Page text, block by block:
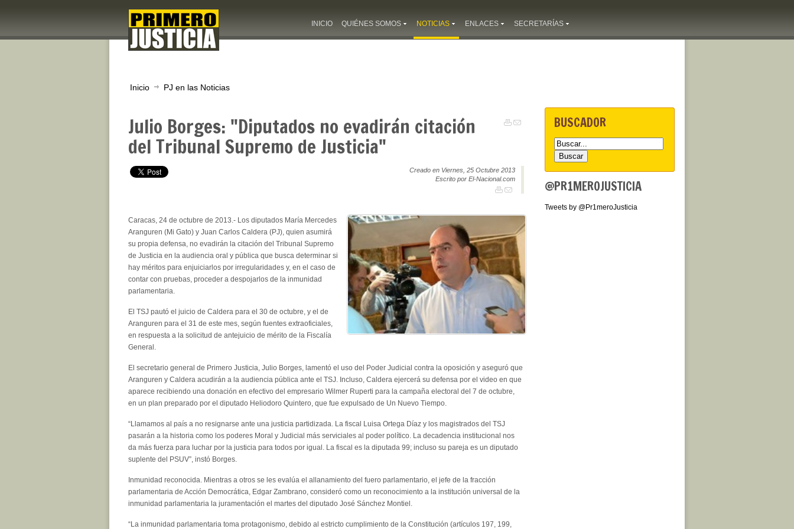
INICIO QUIÉNES SOMOS NOTICIAS ENLACES SECRETARÍAS
Inicio PJ en las Noticias
Julio Borges: "Diputados no evadirán citación
del Tribunal Supremo de Justicia"
Creado en Viernes, 25 Octubre 2013
Escrito por El-Nacional.com
Caracas, 24 de octubre de 2013.- Los diputados María Mercedes
Aranguren (Mi Gato) y Juan Carlos Caldera (PJ), quien asumirá
su propia defensa, no evadirán la citación del Tribunal Supremo
de Justicia en la audiencia oral y pública que busca determinar si
hay méritos para enjuiciarlos por irregularidades y, en el caso de
contar con pruebas, proceder a despojarlos de la inmunidad
parlamentaria.
El TSJ pautó el juicio de Caldera para el 30 de octubre, y el de
Aranguren para el 31 de este mes, según fuentes extraoficiales,
en respuesta a la solicitud de antejuicio de mérito de la Fiscalía
General.
El secretario general de Primero Justicia, Julio Borges, lamentó el uso del Poder Judicial contra la oposición y aseguró que
Aranguren y Caldera acudirán a la audiencia pública ante el TSJ. Incluso, Caldera ejercerá su defensa por el video en que
aparece recibiendo una donación en efectivo del empresario Wilmer Ruperti para la campaña electoral del 7 de octubre,
en un plan preparado por el diputado Heliodoro Quintero, que fue expulsado de Un Nuevo Tiempo.
“Llamamos al país a no resignarse ante una justicia partidizada. La fiscal Luisa Ortega Díaz y los magistrados del TSJ
pasarán a la historia como los poderes Moral y Judicial más serviciales al poder político. La decadencia institucional nos
da más fuerza para luchar por la justicia para todos por igual. La fiscal es la diputada 99; incluso su pareja es un diputado
suplente del PSUV”, instó Borges.
Inmunidad reconocida. Mientras a otros se les evalúa el allanamiento del fuero parlamentario, el jefe de la fracción
parlamentaria de Acción Democrática, Edgar Zambrano, consideró como un reconocimiento a la institución universal de la
inmunidad parlamentaria la juramentación el martes del diputado José Sánchez Montiel.
“La inmunidad parlamentaria toma protagonismo, debido al estricto cumplimiento de la Constitución (artículos 197, 199,
BUSCADOR
@PR1MEROJUSTICIA
Tweets by @Pr1meroJusticia